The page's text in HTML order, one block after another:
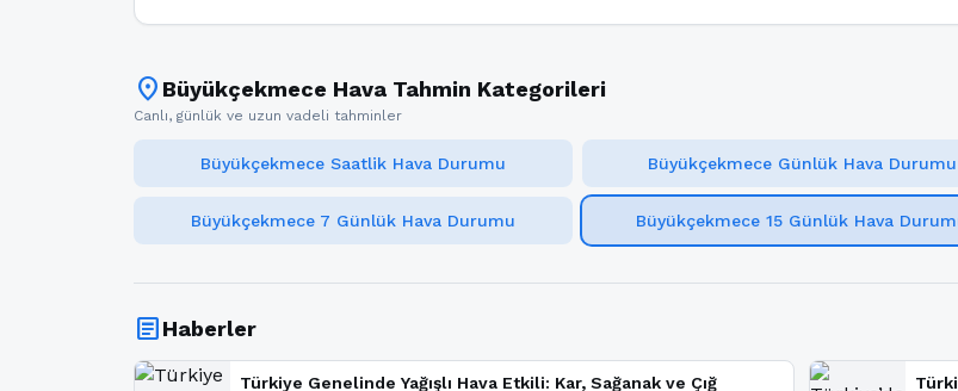
location_on Büyükçekmece Hava Tahmin Kategorileri
Canlı, günlük ve uzun vadeli tahminler
Büyükçekmece Saatlik Hava Durumu Büyükçekmece Günlük Hava Durumu
Büyükçekmece 7 Günlük Hava Durumu Büyükçekmece 15 Günlük Hava
articleHaberler
Türkiye Genelinde Yağışlı Hava Etkili: Kar, Sağanak ve Çığ